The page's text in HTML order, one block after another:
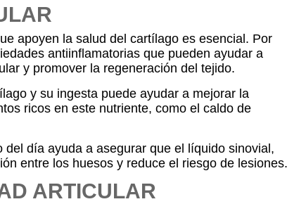
apoyen la salud del cartílago es esencial. Por
antiinflamatorias que pueden ayudar a
y promover la regeneración del tejido.
y su ingesta puede ayudar a mejorar la
ricos en este nutriente, como el caldo de
día ayuda a asegurar que el líquido sinovial,
entre los huesos y reduce el riesgo de lesiones.
ARTICULAR